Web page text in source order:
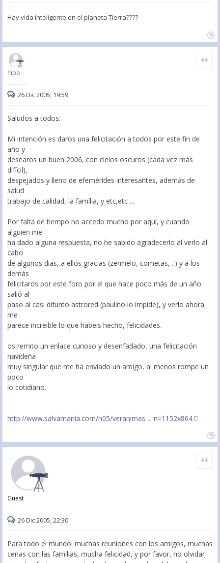
Hay vida inteligente en el planeta Tierra????
hipo
Citar
26 Dic 2005, 19:59
Saludos a todos:
Mi intención es daros una felicitación a todos por este fin de
año y
desearos un buen 2006, con cielos oscuros (cada vez más
difícil),
despejados y lleno de efemérides interesantes, además de
salud
trabajo de calidad, la família, y etc,etc ...
Por falta de tiempo no accedo mucho por aquí, y cuando
alguien me
ha dado alguna respuesta, no he sabido agradecerlo al verlo al
cabo
de algunos dias, a ellos gracias (zermelo, cometas, ..) y a los
demás
felicitaros por este foro por el que hace poco más de un año
salió al
paso al casi difunto astrored (paulino lo impide), y verlo ahora
me
parece increible lo que habeis hecho, felicidades.
os remito un enlace curioso y desenfadado, una felicitación
navideña
muy singular que me ha enviado un amigo, al menos rompe un
poco
lo cotidiano.
http://www.salvamania.com/n05/veranimas ... n=1152x864
Guest
Citar
26 Dic 2005, 22:30
Para todo el mundo: muchas reuniones con los amigos, muchas
cenas con las familias, mucha felicidad, y por favor, no olvidar